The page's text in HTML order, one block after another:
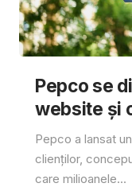
Pepco se
website și
Pepco a lansat
clienților,
care milioanele...